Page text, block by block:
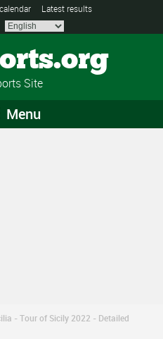
Latest results
Site
Menu
- Tour of Sicily 2022 - Detailed